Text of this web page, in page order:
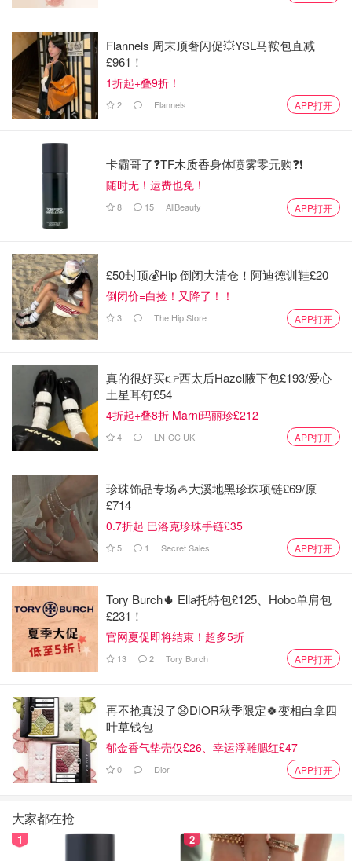
格/条纹元素
格纹条纹作为时尚界的常青树，在2025年被赋予新的生
命。它不再只是职场学院风或者英伦腔调，而是通过色彩、
材质和剪裁的创新，彻底打破传统印象。
格纹和条纹元素在今年有了更多可能性。从渐变效果的解构
风，到拼接元素的撞色，从色彩清新的法式田园风，到延续
Flannels 周末顶奢闪促💥YSL马鞍包直减
£961！
1折起+叠9折！
2 Flannels APP打开
卡霸哥了❓TF木质香身体喷雾零元购❓❗
随时无！运费也免！
8 15 AllBeauty APP打开
£50封顶💰Hip 倒闭大清仓！阿迪德训鞋£20
倒闭价=白捡！又降了！！
3 The Hip Store APP打开
真的很好买👉西太后Hazel腋下包£193/爱心
土星耳钉£54
4折起+叠8折 Marni玛丽珍£212
4 LN-CC UK APP打开
珍珠饰品专场🦪大溪地黑珍珠项链£69/原
£714
0.7折起 巴洛克珍珠手链£35
5 1 Secret Sales APP打开
Tory Burch🌵 Ella托特包£125、Hobo单肩包
£231！
官网夏促即将结束！超多5折
13 2 Tory Burch APP打开
再不抢真没了😧DIOR秋季限定🍀变相白拿四
叶草钱包
郁金香气垫壳仅£26、幸运浮雕腮红£47
0 Dior APP打开
大家都在抢
1 2